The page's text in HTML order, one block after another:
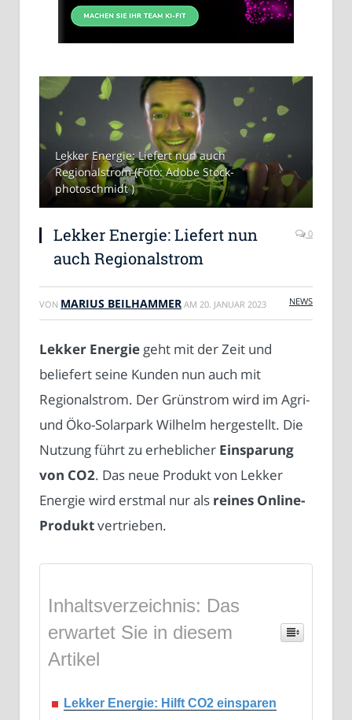
Lekker Energie: Liefert nun auch
Regionalstrom (Foto: Adobe Stock-
photoschmidt )
Lekker Energie: Liefert nun
auch Regionalstrom
0
VON MARIUS BEILHAMMER AM 20. JANUAR 2023 NEWS
Lekker Energie geht mit der Zeit und
beliefert seine Kunden nun auch mit
Regionalstrom. Der Grünstrom wird im Agri-
und Öko-Solarpark Wilhelm hergestellt. Die
Nutzung führt zu erheblicher Einsparung
von CO2. Das neue Produkt von Lekker
Energie wird erstmal nur als reines Online-
Produktvertrieben.
Inhaltsverzeichnis: Das
erwartet Sie in diesem
Artikel
Lekker Energie: Hilft CO2 einsparen